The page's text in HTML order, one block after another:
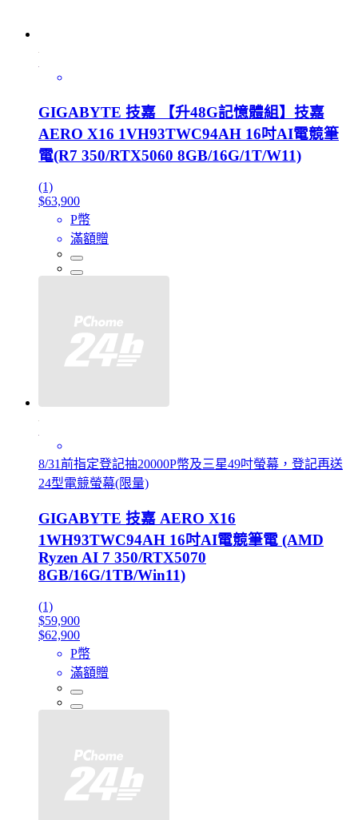
GIGABYTE 技嘉 【升48G記憶體組】技嘉
AERO X16 1VH93TWC94AH 16吋AI電競筆
電(R7 350/RTX5060 8GB/16G/1T/W11)
(1)
$63,900
P幣
滿額贈
8/31前指定登記抽20000P幣及三星49吋螢幕，登記再送
24型電競螢幕(限量)
GIGABYTE 技嘉 AERO X16
1WH93TWC94AH 16吋AI電競筆電 (AMD
Ryzen AI 7 350/RTX5070
8GB/16G/1TB/Win11)
(1)
$59,900
$62,900
P幣
滿額贈